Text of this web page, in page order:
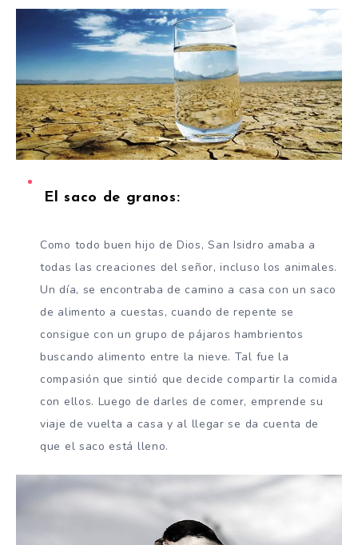
El saco de granos:
Como todo buen hijo de Dios, San Isidro amaba a
todas las creaciones del señor, incluso los animales.
Un día, se encontraba de camino a casa con un saco
de alimento a cuestas, cuando de repente se
consigue con un grupo de pájaros hambrientos
buscando alimento entre la nieve. Tal fue la
compasión que sintió que decide compartir la comida
con ellos. Luego de darles de comer, emprende su
viaje de vuelta a casa y al llegar se da cuenta de
que el saco está lleno.